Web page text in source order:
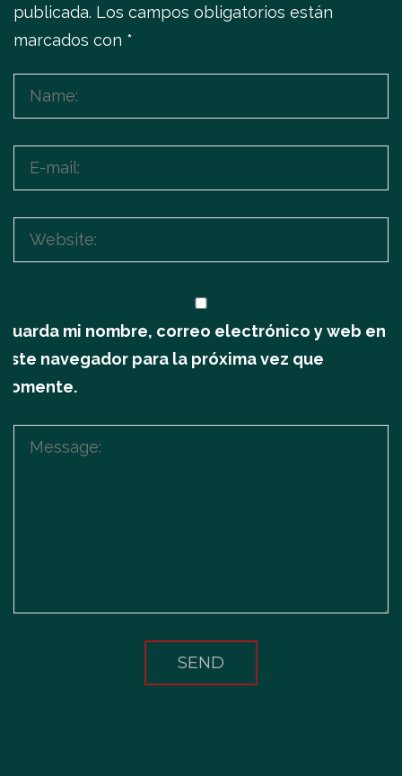
publicada. Los campos obligatorios están
marcados con *
Guarda mi nombre, correo electrónico y web en
este navegador para la próxima vez que
comente.